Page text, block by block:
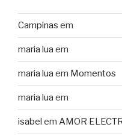
Campinas em
maria lua em
maria lua em Momentos
maria lua em
isabel em AMOR